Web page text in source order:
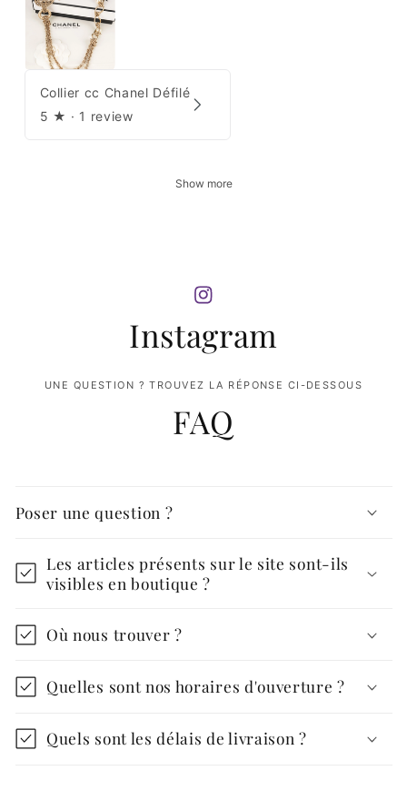
Collier cc Chanel Défilé
5 ★ · 1 review
Show more
Instagram
UNE QUESTION ? TROUVEZ LA RÉPONSE CI-DESSOUS
FAQ
Poser une question ?
Les articles présents sur le site sont-ils
visibles en boutique ?
Où nous trouver ?
Quelles sont nos horaires d'ouverture ?
Quels sont les délais de livraison ?